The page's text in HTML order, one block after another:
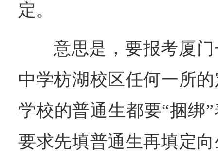
定。
意思是，要报考厦
中学枋湖校区任何一所
学校的普通生都要“捆绑
要求先填普通生再填定